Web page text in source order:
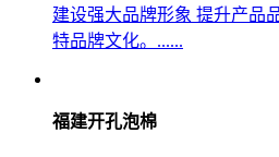
建设强大品牌形象 提升产品
特品牌文化。......
福建开孔泡棉